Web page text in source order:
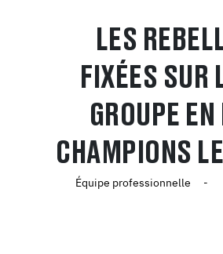
LES
FIXÉES SUR
GROUPE EN
CHAMPIONS
Équipe professionnelle